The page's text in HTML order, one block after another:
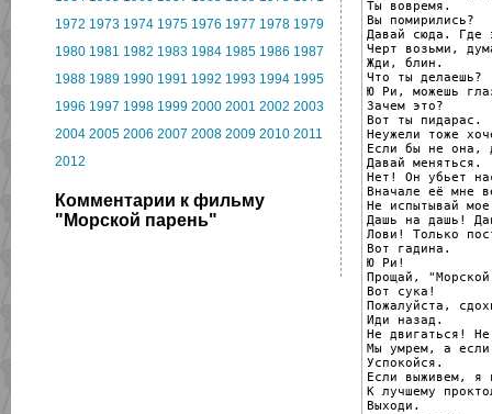
1972 1973 1974 1975 1976 1977 1978 1979
1980 1981 1982 1983 1984 1985 1986 1987
1988 1989 1990 1991 1992 1993 1994 1995
1996 1997 1998 1999 2000 2001 2002 2003
2004 2005 2006 2007 2008 2009 2010 2011
2012
Комментарии к фильму
"Морской парень"
Ты вовремя.
Вы помирились?
Давай сюда. Где
Черт возьми,
Жди, блин.
Что ты делаешь?
Ю Ри, можешь
Зачем это?
Вот ты пидарас.
Неужели тоже
Если бы не она,
Давай меняться.
Нет! Он убьет
Вначале её мне
Не испытывай
Дашь на дашь!
Лови! Только
Вот гадина.
Ю Ри!
Прощай,
Вот сука!
Пожалуйста,
Иди назад.
Не двигаться!
Мы умрем, а
Успокойся.
Если выживем, я
К лучшему
Выходи.